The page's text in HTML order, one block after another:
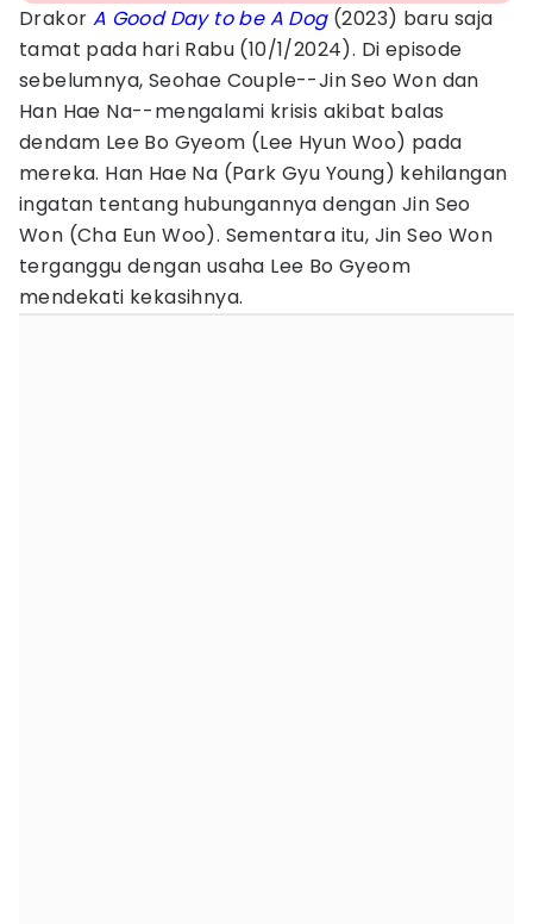
Drakor A Good Day to be A Dog(2023) baru saja
tamat pada hari Rabu (10/1/2024). Di episode
sebelumnya, Seohae Couple--Jin Seo Won dan
Han Hae Na--mengalami krisis akibat balas
dendam Lee Bo Gyeom (Lee Hyun Woo) pada
mereka. Han Hae Na (Park Gyu Young) kehilangan
ingatan tentang hubungannya dengan Jin Seo
Won (Cha Eun Woo). Sementara itu, Jin Seo Won
terganggu dengan usaha Lee Bo Gyeom
mendekati kekasihnya.